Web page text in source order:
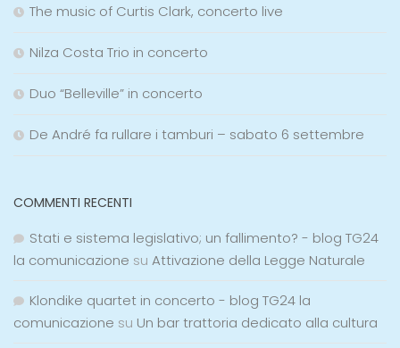
The music of Curtis Clark, concerto live
Nilza Costa Trio in concerto
Duo “Belleville” in concerto
De André fa rullare i tamburi – sabato 6 settembre
COMMENTI RECENTI
Stati e sistema legislativo; un fallimento? - blog TG24
la comunicazione su Attivazione della Legge Naturale
Klondike quartet in concerto - blog TG24 la
comunicazione su Un bar trattoria dedicato alla cultura